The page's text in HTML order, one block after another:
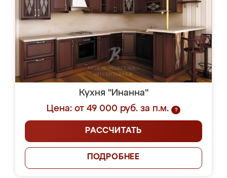
Кухня "Инанна"
Цена: от 49 000 руб. за п.м.
?
РАССЧИТАТЬ
ПОДРОБНЕЕ